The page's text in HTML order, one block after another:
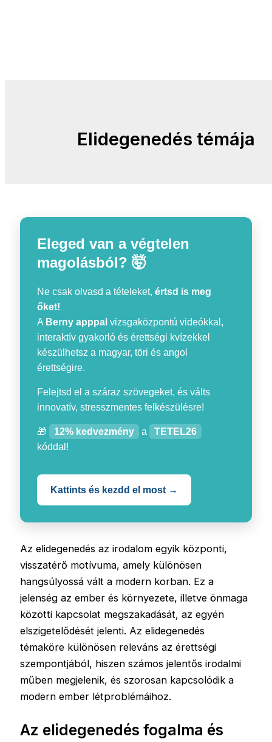
Elidegenedés témája
Eleged van a végtelen
magolásból? 🤯
Ne csak olvasd a tételeket,értsd is meg
őket!
A Berny apppal vizsgaközpontú videókkal,
interaktív gyakorló és érettségi kvízekkel
készülhetsz a magyar, töri és angol
érettségire.
Felejtsd el a száraz szövegeket, és válts
innovatív, stresszmentes felkészülésre!
🎁 12% kedvezmény a
TETEL26
kóddal!
Kattints és kezdd el most →
Az elidegenedés az irodalom egyik központi,
visszatérő motívuma, amely különösen
hangsúlyossá vált a modern korban. Ez a
jelenség az ember és környezete, illetve önmaga
közötti kapcsolat megszakadását, az egyén
elszigetelődését jelenti. Az elidegenedés
témaköre különösen releváns az érettségi
szempontjából, hiszen számos jelentős irodalmi
műben megjelenik, és szorosan kapcsolódik a
modern ember létproblémáihoz.
Az elidegenedés fogalma és